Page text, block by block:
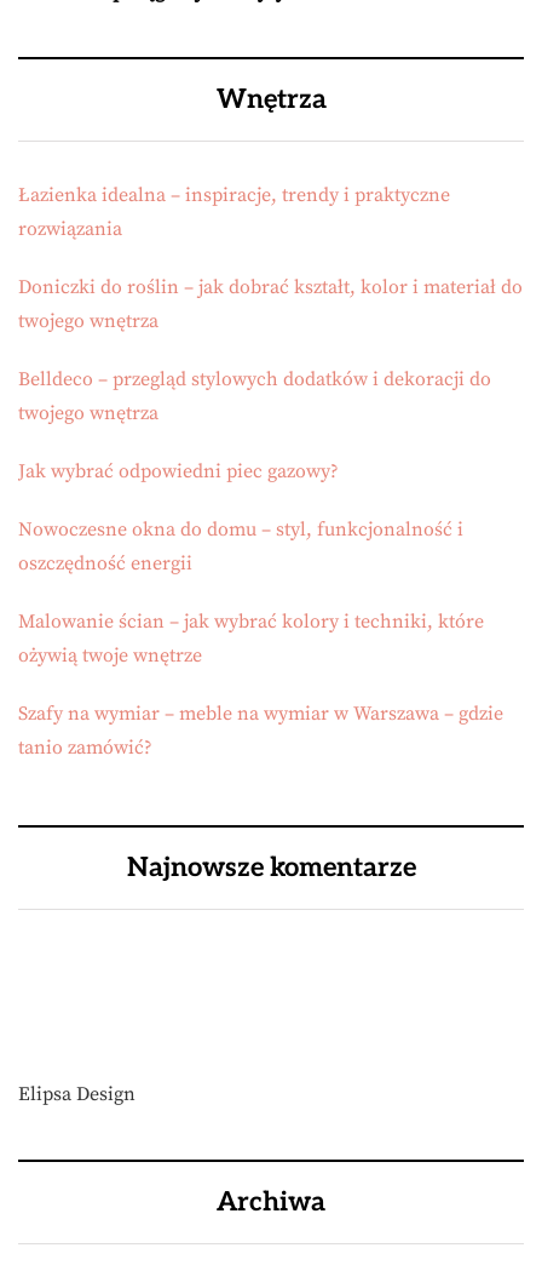
Wnętrza
Łazienka idealna – inspiracje, trendy i praktyczne
rozwiązania
Doniczki do roślin – jak dobrać kształt, kolor i materiał do
twojego wnętrza
Belldeco – przegląd stylowych dodatków i dekoracji do
twojego wnętrza
Jak wybrać odpowiedni piec gazowy?
Nowoczesne okna do domu – styl, funkcjonalność i
oszczędność energii
Malowanie ścian – jak wybrać kolory i techniki, które
ożywią twoje wnętrze
Szafy na wymiar – meble na wymiar w Warszawa – gdzie
tanio zamówić?
Najnowsze komentarze
Elipsa Design
Archiwa